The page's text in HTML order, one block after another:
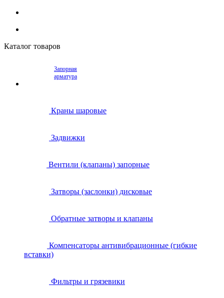
Каталог товаров
Запорная
арматура
Краны шаровые
Задвижки
Вентили (клапаны) запорные
Затворы (заслонки) дисковые
Обратные затворы и клапаны
Компенсаторы антивибрационные (гибкие
вставки)
Фильтры и грязевики